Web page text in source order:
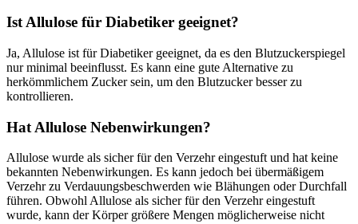
Ist Allulose für Diabetiker geeignet?
Ja, Allulose ist für Diabetiker geeignet, da es den Blutzuckerspiegel
nur minimal beeinflusst. Es kann eine gute Alternative zu
herkömmlichem Zucker sein, um den Blutzucker besser zu
kontrollieren.
Hat Allulose Nebenwirkungen?
Allulose wurde als sicher für den Verzehr eingestuft und hat keine
bekannten Nebenwirkungen. Es kann jedoch bei übermäßigem
Verzehr zu Verdauungsbeschwerden wie Blähungen oder Durchfall
führen. Obwohl Allulose als sicher für den Verzehr eingestuft
wurde, kann der Körper größere Mengen möglicherweise nicht